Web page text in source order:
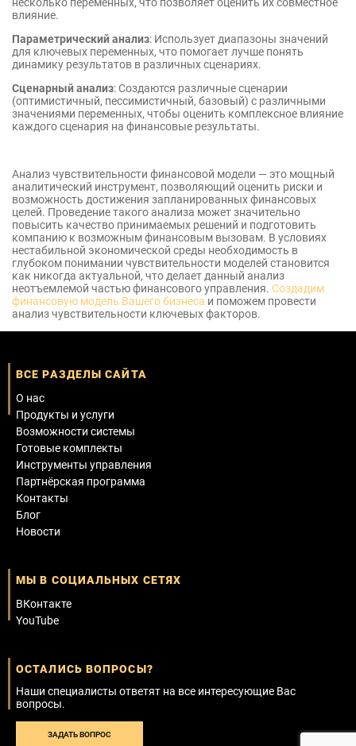
влияние.
Параметрический анализ: Использует диапазоны значений
для ключевых переменных, что помогает лучше понять
динамику результатов в различных сценариях.
Сценарный анализ: Создаются различные сценарии
(оптимистичный, пессимистичный, базовый) с различными
значениями переменных, чтобы оценить комплексное влияние
каждого сценария на финансовые результаты.
Анализ чувствительности финансовой модели — это мощный
аналитический инструмент, позволяющий оценить риски и
возможность достижения запланированных финансовых
целей. Проведение такого анализа может значительно
повысить качество принимаемых решений и подготовить
компанию к возможным финансовым вызовам. В условиях
нестабильной экономической среды необходимость в
глубоком понимании чувствительности моделей становится
как никогда актуальной, что делает данный анализ
неотъемлемой частью финансового управления. Создадим
финансовую модель Вашего бизнеса и поможем провести
анализ чувствительности ключевых факторов.
ВСЕ РАЗДЕЛЫ САЙТА
О нас
Продукты и услуги
Возможности системы
Готовые комплекты
Инструменты управления
Партнёрская программа
Контакты
Блог
Новости
МЫ В СОЦИАЛЬНЫХ СЕТЯХ
ВКонтакте
YouTube
ОСТАЛИСЬ ВОПРОСЫ?
Наши специалисты ответят на все интересующие Вас
вопросы.
ЗАДАТЬ ВОПРОС